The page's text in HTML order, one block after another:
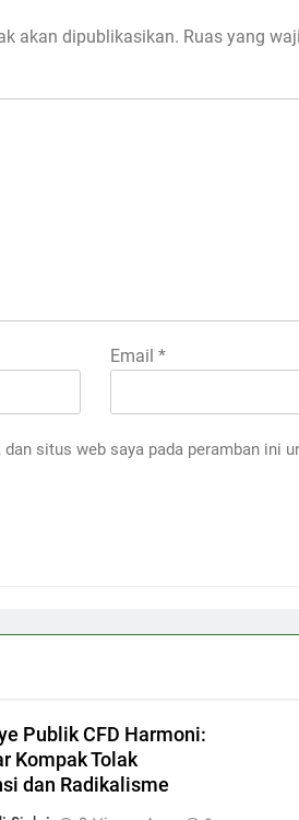
akan dipublikasikan. Ruas yang
Email *
dan situs web saya pada peramban ini
Publik CFD Harmoni:
Kompak Tolak
dan Radikalisme